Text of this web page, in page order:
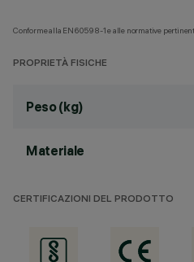
Conforme alla EN60598-1 e alle normative
PROPRIETÀ FISICHE
Peso (kg)
Materiale
CERTIFICAZIONI DEL PRODOTTO